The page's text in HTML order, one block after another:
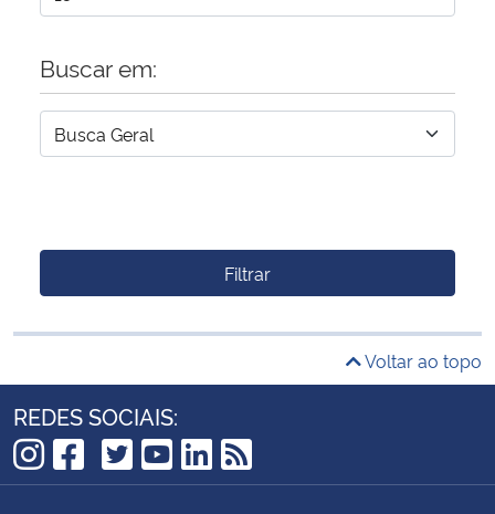
Buscar em:
Filtrar
Voltar ao topo
REDES SOCIAIS:
Instagram
Facebook
TikTok
Twitter
YouTube
LinkedIn
RSS